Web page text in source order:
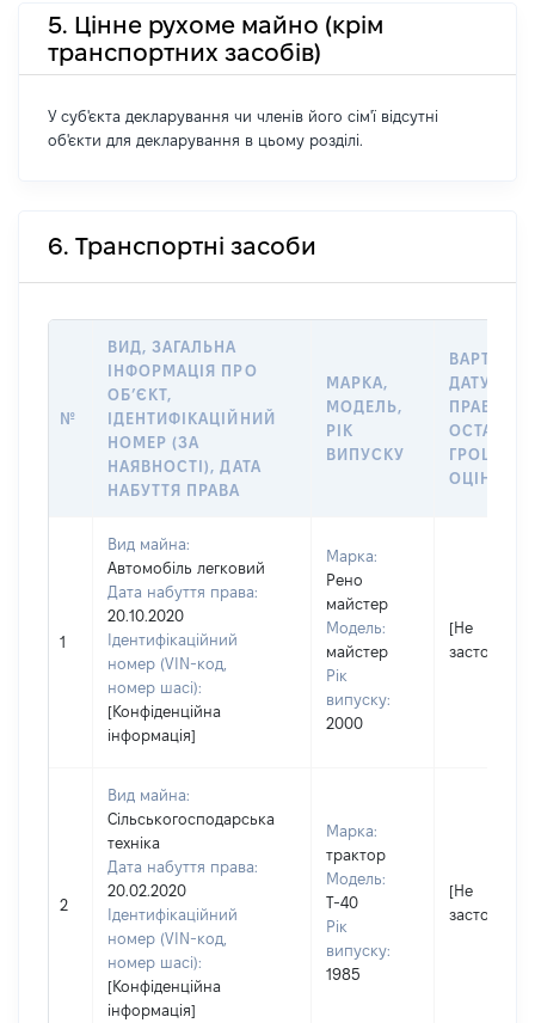
5. Цінне рухоме майно (крім
транспортних засобів)
У суб'єкта декларування чи членів його сім'ї відсутні
об'єкти для декларування в цьому розділі.
6. Транспортні засоби
№
ВИД, ЗАГАЛЬНА
ІНФОРМАЦІЯ ПРО
ОБʼЄКТ,
ІДЕНТИФІКАЦІЙНИЙ
НОМЕР (ЗА
НАЯВНОСТІ), ДАТА
НАБУТТЯ ПРАВА
МАРКА,
МОДЕЛЬ,
РІК
ВИПУСКУ
ВАРТІСТЬ
ДАТУ
ПРАВА
1
Вид майна:
Автомобіль легковий
Дата набуття права:
20.10.2020
Ідентифікаційний
номер (VIN-код,
номер шасі):
[Конфіденційна
інформація]
Марка:
Рено
майстер
Модель:
майстер
Рік
випуску:
2000
[Не
2
Вид майна:
Сільськогосподарська
техніка
Дата набуття права:
20.02.2020
Ідентифікаційний
номер (VIN-код,
номер шасі):
[Конфіденційна
інформація]
Марка:
трактор
Модель:
Т-40
Рік
випуску:
1985
[Не